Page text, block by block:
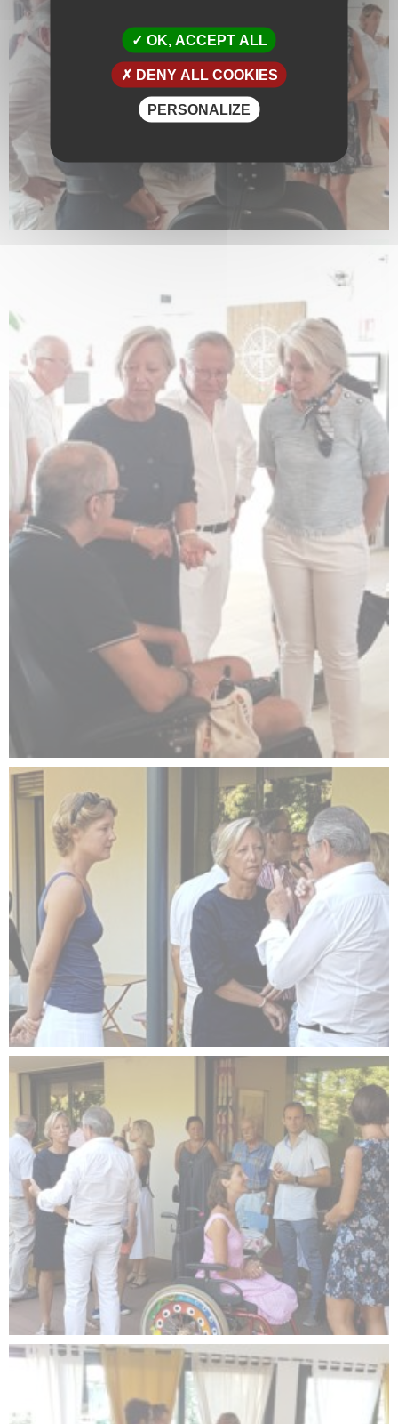
OK, ACCEPT ALL
DENY ALL COOKIES
PERSONALIZE